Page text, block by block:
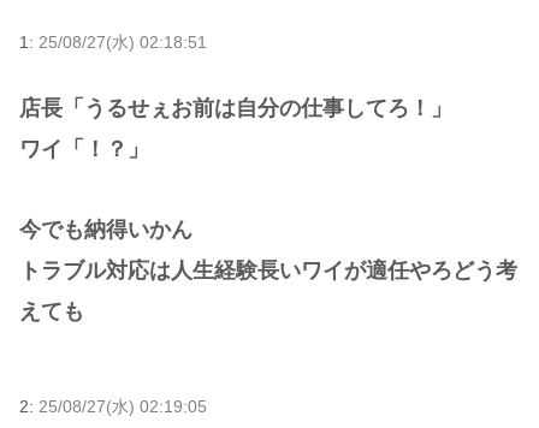
1: 25/08/27(水) 02:18:51
店長「うるせぇお前は自分の仕事してろ！」
ワイ「！？」
今でも納得いかん
トラブル対応は人生経験長いワイが適任やろどう考
えても
2: 25/08/27(水) 02:19:05